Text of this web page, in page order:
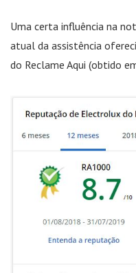
Uma certa influência na
atual da assistência
do Reclame Aqui (obtido